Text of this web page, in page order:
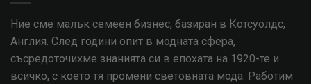
Ние сме малък семеен бизнес, базиран в Котсуолдс,
Англия. След години опит в модната сфера,
съсредоточихме знанията си в епохата на 1920-те и
всичко, с което тя промени световната мода. Работим